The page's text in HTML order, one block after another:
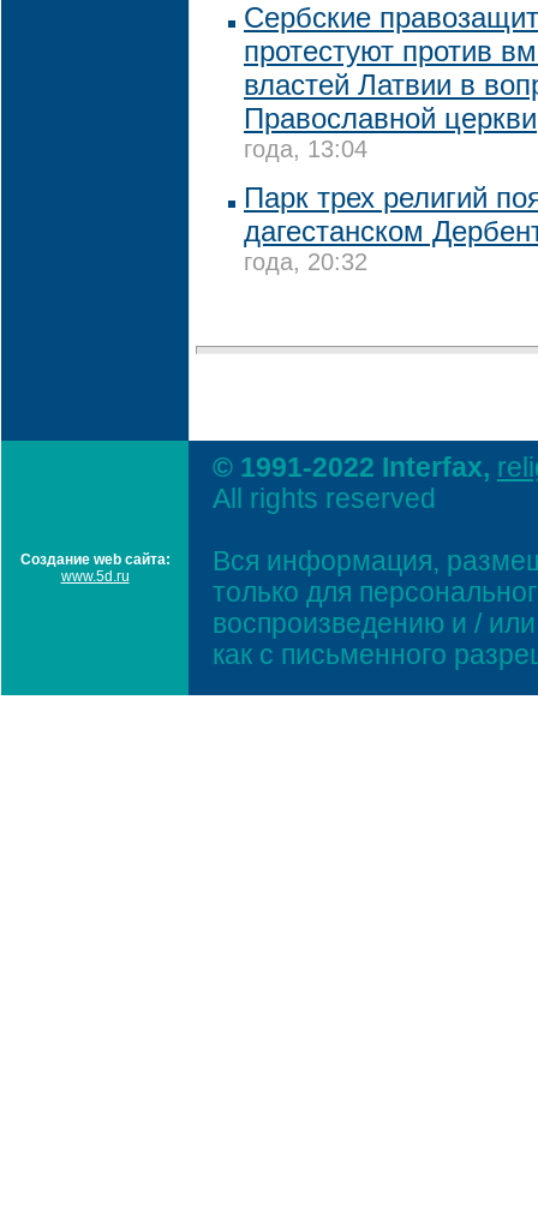
Сербские
протестуют против
властей Латвии в
Православной церкви
года, 13:04
Парк трех религий
дагестанском
года, 20:32
Создание web сайта:
www.5d.ru
© 1991-2022 Interfax,
All rights reserved
Вся информация,
только для
воспроизведению и /
как с письменного